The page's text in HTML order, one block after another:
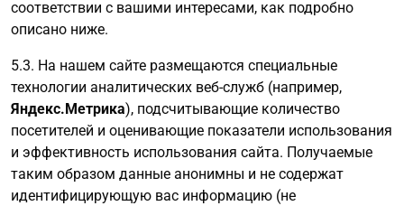
соответствии с вашими интересами, как подробно
описано ниже.
5.3. На нашем сайте размещаются специальные
технологии аналитических веб-служб (например,
Яндекс.Метрика), подсчитывающие количество
посетителей и оценивающие показатели использования
и эффективность использования сайта. Получаемые
таким образом данные анонимны и не содержат
идентифицирующую вас информацию (не